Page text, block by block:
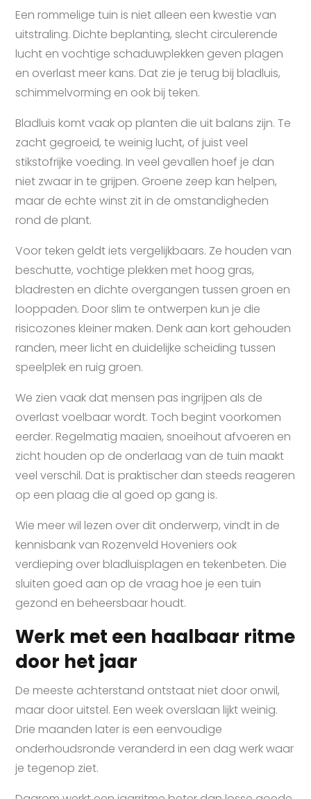
Een rommelige tuin is niet alleen een kwestie van
uitstraling. Dichte beplanting, slecht circulerende
lucht en vochtige schaduwplekken geven plagen
en overlast meer kans. Dat zie je terug bij bladluis,
schimmelvorming en ook bij teken.
Bladluis komt vaak op planten die uit balans zijn. Te
zacht gegroeid, te weinig lucht, of juist veel
stikstofrijke voeding. In veel gevallen hoef je dan
niet zwaar in te grijpen. Groene zeep kan helpen,
maar de echte winst zit in de omstandigheden
rond de plant.
Voor teken geldt iets vergelijkbaars. Ze houden van
beschutte, vochtige plekken met hoog gras,
bladresten en dichte overgangen tussen groen en
looppaden. Door slim te ontwerpen kun je die
risicozones kleiner maken. Denk aan kort gehouden
randen, meer licht en duidelijke scheiding tussen
speelplek en ruig groen.
We zien vaak dat mensen pas ingrijpen als de
overlast voelbaar wordt. Toch begint voorkomen
eerder. Regelmatig maaien, snoeihout afvoeren en
zicht houden op de onderlaag van de tuin maakt
veel verschil. Dat is praktischer dan steeds reageren
op een plaag die al goed op gang is.
Wie meer wil lezen over dit onderwerp, vindt in de
kennisbank van Rozenveld Hoveniers ook
verdieping over bladluisplagen en tekenbeten. Die
sluiten goed aan op de vraag hoe je een tuin
gezond en beheersbaar houdt.
Werk met een haalbaar ritme
door het jaar
De meeste achterstand ontstaat niet door onwil,
maar door uitstel. Een week overslaan lijkt weinig.
Drie maanden later is een eenvoudige
onderhoudsronde veranderd in een dag werk waar
je tegenop ziet.